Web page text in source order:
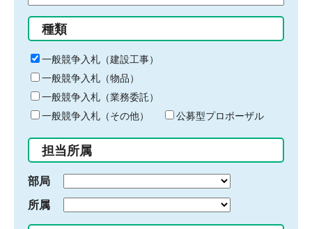
る
キ
ー
ワ
ー
ド
入
力
種類
一般競争入札（建設工事）
一般競争入札（物品）
一般競争入札（業務委託）
一般競争入札（その他）
公募型プロポーザル
担当所属
部局
所属